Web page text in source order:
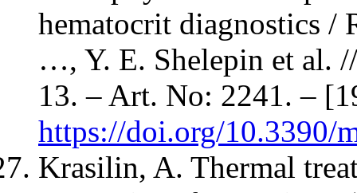
hematocrit diagnostics /
…, Y. E. Shelepin et al.
13. – Art. No: 2241. –
https://doi.org/10.3390/
Krasilin, A. Thermal